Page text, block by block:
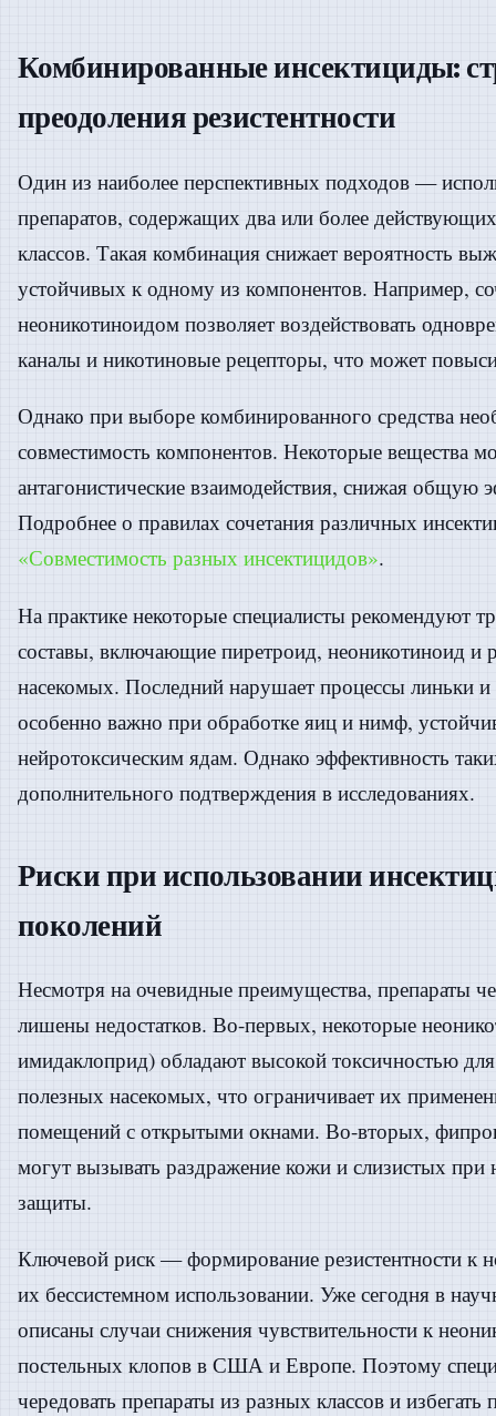
Комбинированные инсектициды:
преодоления резистентности
Один из наиболее перспективных подходов —
препаратов, содержащих два или более
классов. Такая комбинация снижает вероятность
устойчивых к одному из компонентов. Например,
неоникотиноидом позволяет воздействовать
каналы и никотиновые рецепторы, что может
Однако при выборе комбинированного средства
совместимость компонентов. Некоторые вещества
антагонистические взаимодействия, снижая общую
Подробнее о правилах сочетания различных
«Совместимость разных инсектицидов».
На практике некоторые специалисты рекомендуют
составы, включающие пиретроид, неоникотиноид и
насекомых. Последний нарушает процессы линьки
особенно важно при обработке яиц и нимф,
нейротоксическим ядам. Однако эффективность
дополнительного подтверждения в исследованиях.
Риски при использовании
поколений
Несмотря на очевидные преимущества, препараты
лишены недостатков. Во-первых, некоторые
имидаклоприд) обладают высокой токсичностью
полезных насекомых, что ограничивает их
помещений с открытыми окнами. Во-вторых,
могут вызывать раздражение кожи и слизистых при
защиты.
Ключевой риск — формирование резистентности к
их бессистемном использовании. Уже сегодня в
описаны случаи снижения чувствительности к
постельных клопов в США и Европе. Поэтому
чередовать препараты из разных классов и